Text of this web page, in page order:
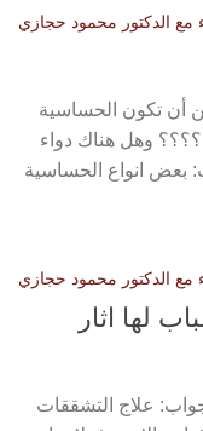
مع الدكتور محمود حجازي
أن تكون الحساسية
وهل هناك دواء
بعض انواع الحساسية
مع الدكتور محمود حجازي
لها اثار
علاج التشققات